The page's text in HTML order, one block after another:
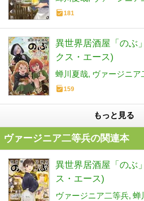
181
異世界居酒屋「のぶ
クス・エース)
蝉川夏哉 ヴァージニア
159
もっと見る
ヴァージニア二等兵の関連本
異世界居酒屋「のぶ
ス・エース)
ヴァージニア二等兵 蝉